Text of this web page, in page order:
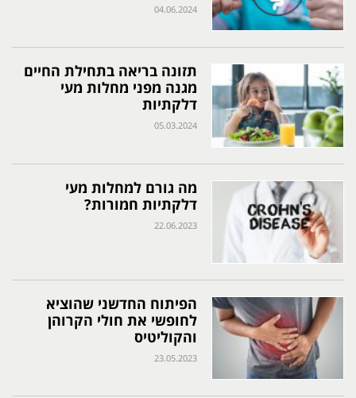
04.06.2024
תזונה בריאה בתחילת החיים
מגנה מפני מחלות מעי
דלקתיות
05.03.2024
מה גורם למחלות מעי
דלקתיות חמורות?
22.06.2023
הפיתוח החדשני שהוציא
לחופשי את חולי הקרוהן
והקוליטיס
23.05.2023